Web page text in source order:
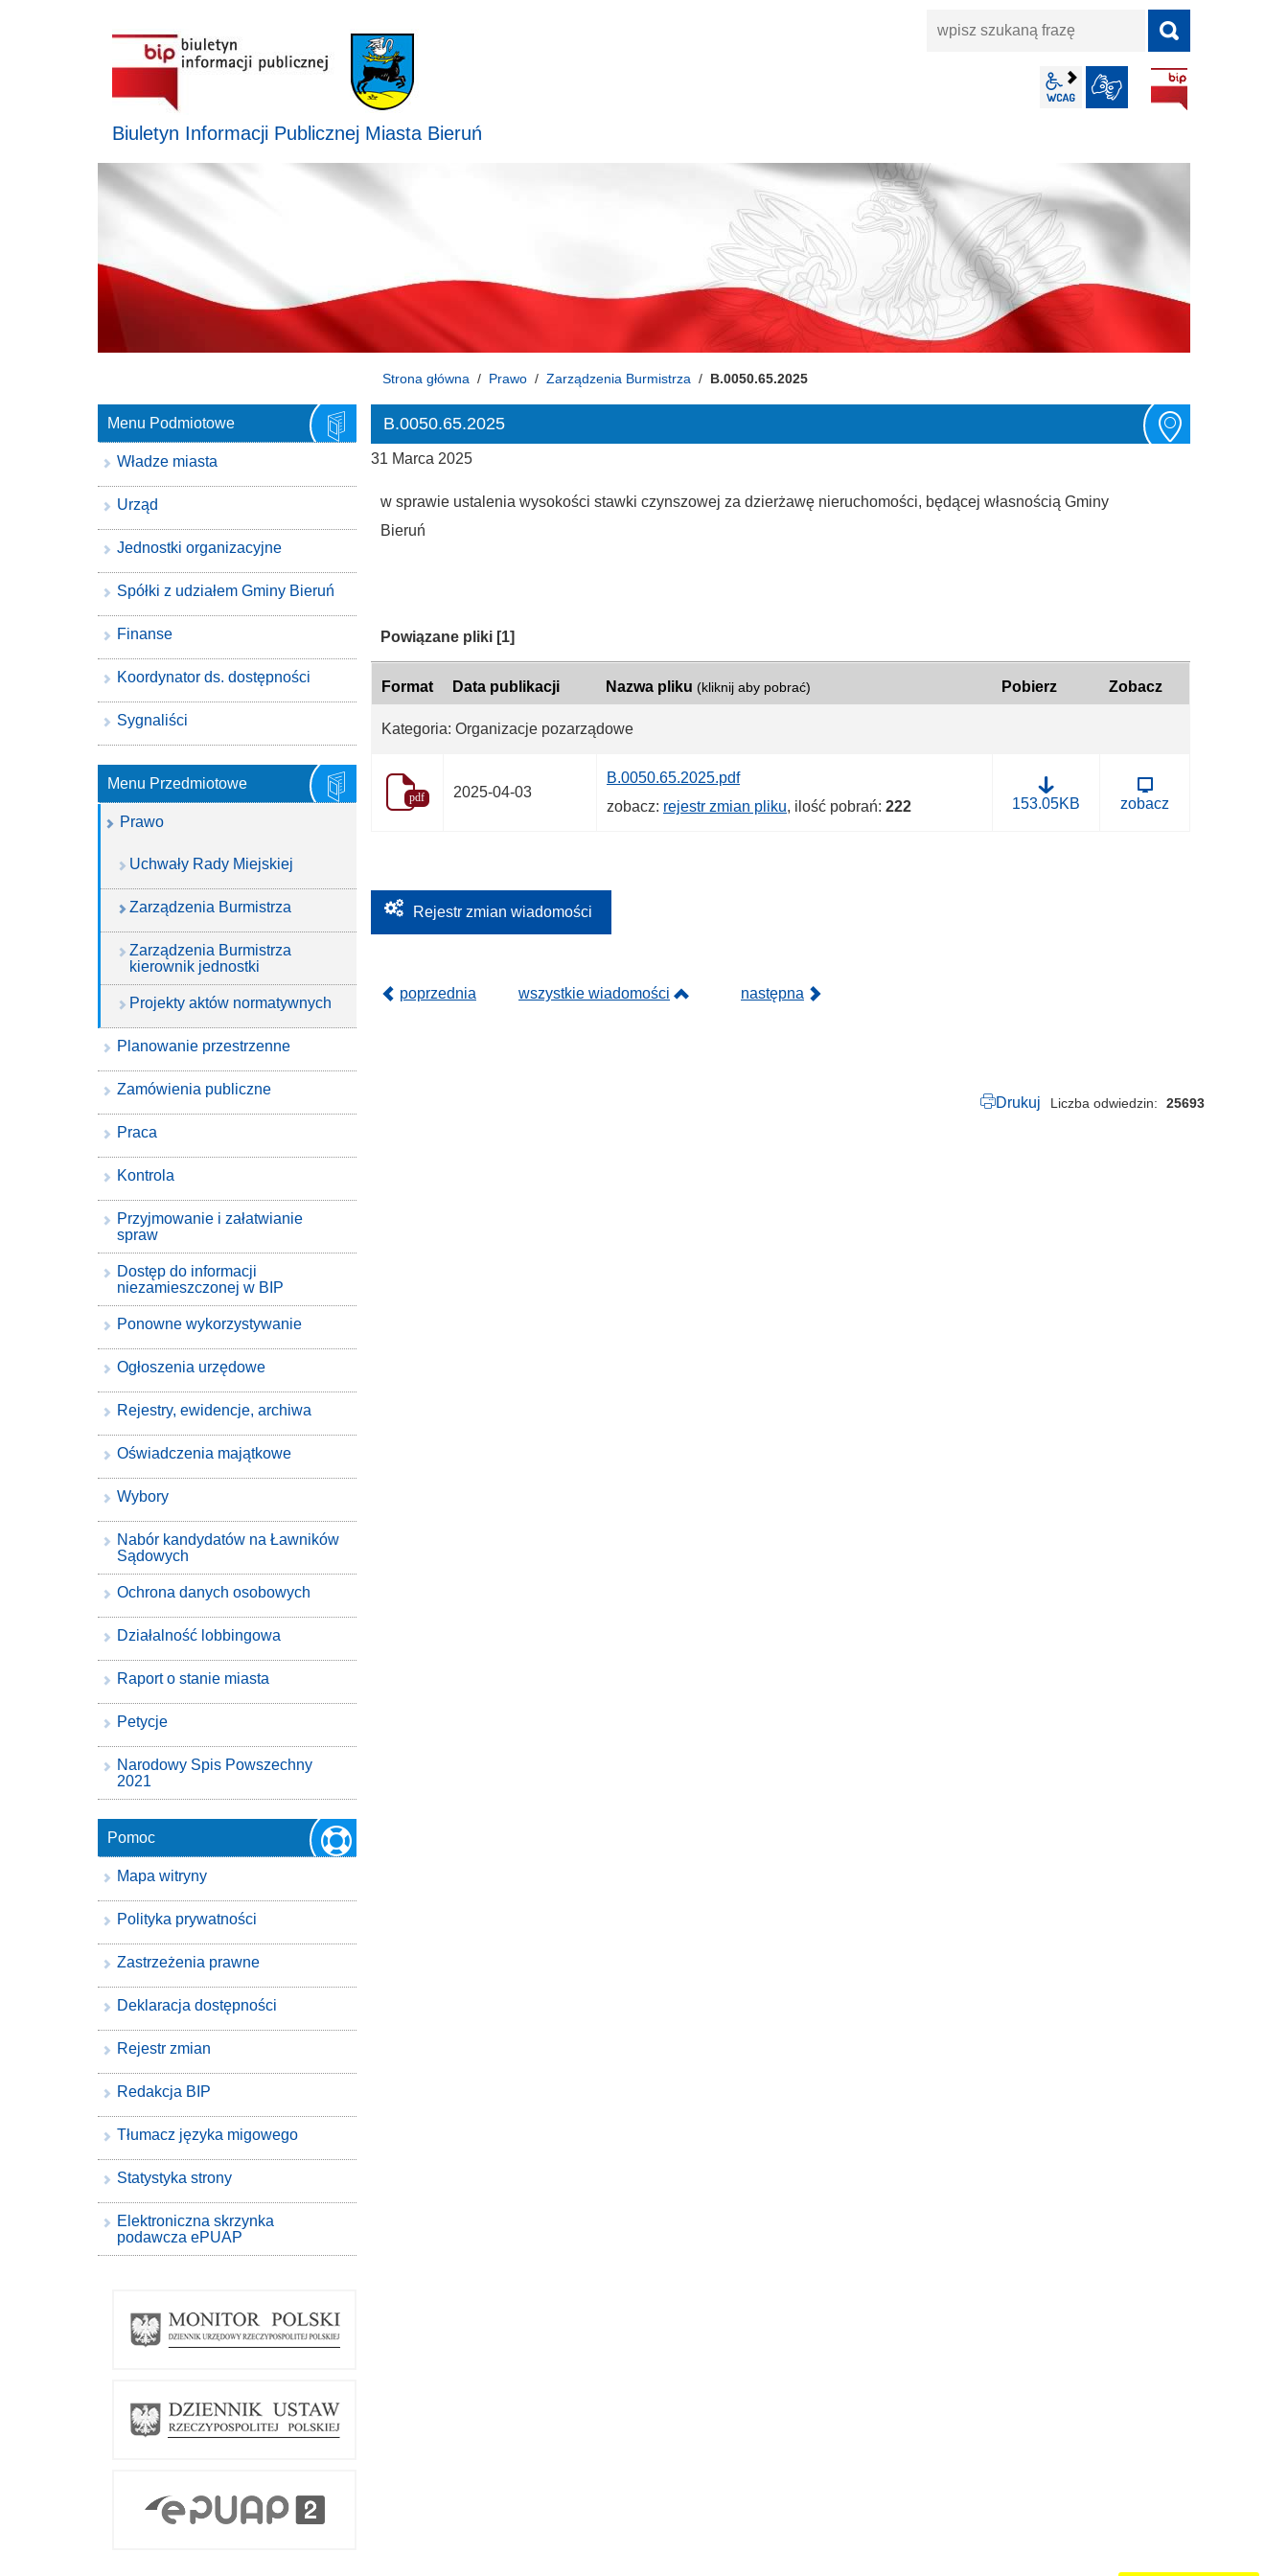
Biuletyn Informacji Publicznej Miasta Bieruń
wpisz
wcag2.1
Strona główna Prawo Zarządzenia Burmistrza B.0050.65.2025
B.0050.65.2025
31 Marca 2025
w sprawie ustalenia wysokości stawki czynszowej za dzierżawę nieruchomości, będącej własnością Gminy
Bieruń
Kategoria:
Powiązane pliki [1]
Format Data publikacji Nazwa pliku (kliknij aby pobrać) Pobierz Zobacz
Kategoria: Organizacje pozarządowe
pdf 2025-04-03
B.0050.65.2025.pdf
zobacz: rejestr zmian pliku, ilość pobrań: 222 153.05KB zobacz
Rejestr zmian wiadomości
poprzednia wszystkie wiadomości następna
Drukuj Liczba odwiedzin 25693
Menu Podmiotowe
Władze miasta
Urząd
Jednostki organizacyjne
Spółki z udziałem Gminy Bieruń
Finanse
Koordynator ds. dostępności
Sygnaliści
Menu Przedmiotowe
Prawo
Uchwały Rady Miejskiej
Zarządzenia Burmistrza
Zarządzenia Burmistrza
kierownik jednostki
Projekty aktów normatywnych
Planowanie przestrzenne
Zamówienia publiczne
Praca
Kontrola
Przyjmowanie i załatwianie
spraw
Dostęp do informacji
niezamieszczonej w BIP
Ponowne wykorzystywanie
Ogłoszenia urzędowe
Rejestry, ewidencje, archiwa
Oświadczenia majątkowe
Wybory
Nabór kandydatów na Ławników
Sądowych
Ochrona danych osobowych
Działalność lobbingowa
Raport o stanie miasta
Petycje
Narodowy Spis Powszechny
2021
Pomoc
Mapa witryny
Polityka prywatności
Zastrzeżenia prawne
Deklaracja dostępności
Rejestr zmian
Redakcja BIP
Tłumacz języka migowego
Statystyka strony
Elektroniczna skrzynka
podawcza ePUAP